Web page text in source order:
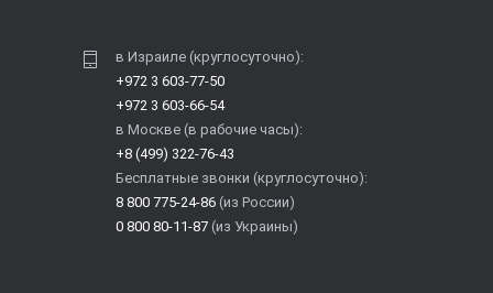
в Израиле (круглосуточно):
+972 3 603-77-50
+972 3 603-66-54
в Москве (в рабочие часы):
+8 (499) 322-76-43
Бесплатные звонки (круглосуточно):
8 800 775-24-86 (из России)
0 800 80-11-87 (из Украины)